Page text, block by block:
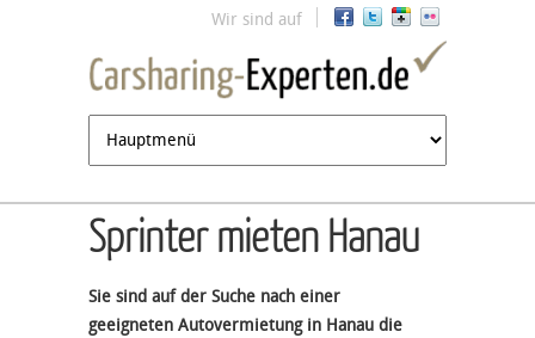
Jump to navigation
Wir sind auf
Sprinter mieten Hanau
Sie sind auf der Suche nach einer
geeigneten Autovermietung in Hanau die